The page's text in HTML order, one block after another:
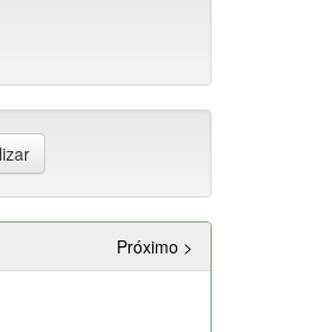
Próximo >